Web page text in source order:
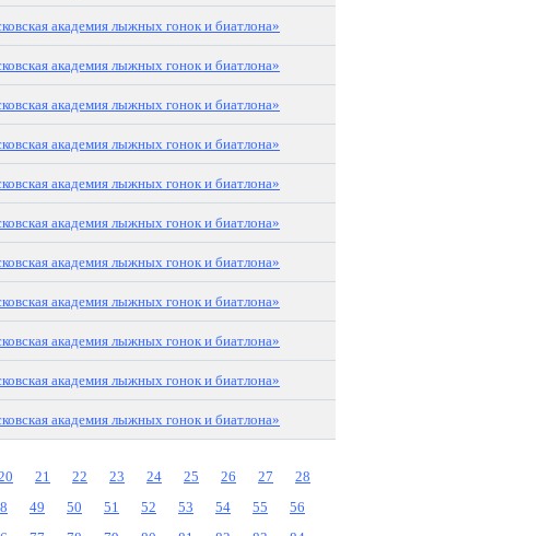
академия лыжных гонок и биатлона»
академия лыжных гонок и биатлона»
академия лыжных гонок и биатлона»
академия лыжных гонок и биатлона»
академия лыжных гонок и биатлона»
академия лыжных гонок и биатлона»
академия лыжных гонок и биатлона»
академия лыжных гонок и биатлона»
академия лыжных гонок и биатлона»
академия лыжных гонок и биатлона»
академия лыжных гонок и биатлона»
21 22 23 24 25 26 27
28
49 50 51 52 53 54 55
56